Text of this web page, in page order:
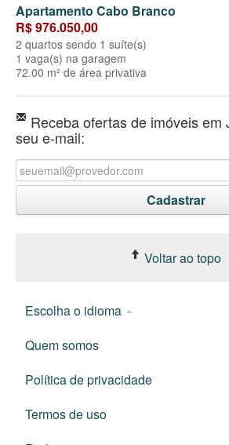
Apartamento Cabo Branco
R$ 976.050,00
2 quartos sendo 1 suíte(s)
1 vaga(s) na garagem
72.00 m² de área privativa
Receba ofertas de imóveis em
seu e-mail:
Voltar ao topo
Escolha o idioma
Quem somos
Política de privacidade
Termos de uso